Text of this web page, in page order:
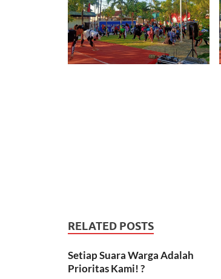
RELATED POSTS
Setiap Suara Warga Adalah
Prioritas Kami! ?